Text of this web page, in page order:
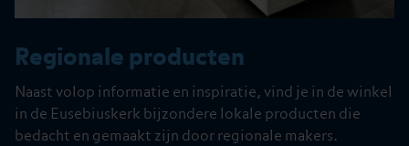
Regionale producten
Naast volop informatie en inspiratie, vind je in de winkel
in de Eusebiuskerk bijzondere lokale producten die
bedacht en gemaakt zijn door regionale makers.